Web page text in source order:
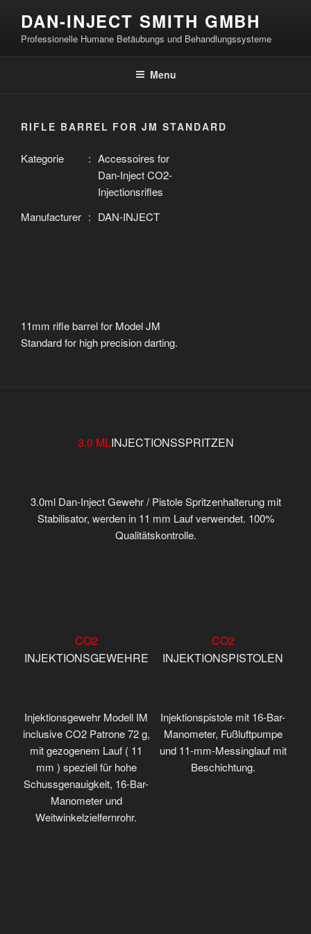
content
DAN-INJECT SMITH GMBH
Professionelle Humane Betäubungs und Behandlungssysteme
Menu
RIFLE BARREL FOR JM STANDARD
Kategorie : Accessoires for
Dan-Inject CO2-
Injectionsrifles
Manufacturer : DAN-INJECT
11mm rifle barrel for Model JM
Standard for high precision darting.
3.0 MLINJECTIONSSPRITZEN
3.0ml Dan-Inject Gewehr / Pistole Spritzenhalterung mit
Stabilisator, werden in 11 mm Lauf verwendet. 100%
Qualitätskontrolle.
CO2
INJEKTIONSGEWEHRE
CO2
INJEKTIONSPISTOLEN
Injektionsgewehr Modell IM
inclusive CO2 Patrone 72 g,
mit gezogenem Lauf ( 11
mm ) speziell für hohe
Schussgenauigkeit, 16-Bar-
Manometer und
Weitwinkelzielfernrohr.
Injektionspistole mit 16-Bar-
Manometer, Fußluftpumpe
und 11-mm-Messinglauf mit
Beschichtung.